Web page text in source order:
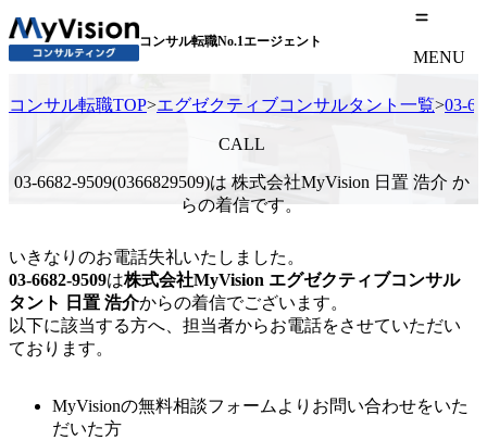
コンサル転職No.1エージェント
MENU
コンサル転職TOP>エグゼクティブコンサルタント一覧>03-
CALL
03-6682-9509(0366829509)は 株式会社MyVision 日置 浩介 か
らの着信です。
いきなりのお電話失礼いたしました。
03-6682-9509は株式会社MyVision エグゼクティブコンサル
タント
日置 浩介からの着信でございます。
以下に該当する方へ、担当者からお電話をさせていただい
ております。
MyVisionの無料相談フォームよりお問い合わせをいた
だいた方